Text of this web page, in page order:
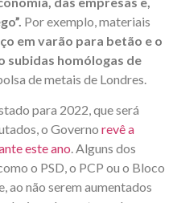
Por exemplo, materiais
em varão para betão e o
subidas homólogas de
de metais de Londres.
para 2022, que será
o Governo revê a
este ano. Alguns dos
o PSD, o PCP ou o Bloco
ao não serem aumentados